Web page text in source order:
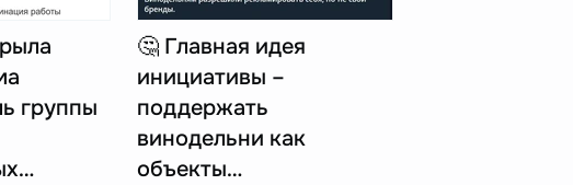
группы
🤔 Главная идея
инициативы –
поддержать
винодельни как
объекты…